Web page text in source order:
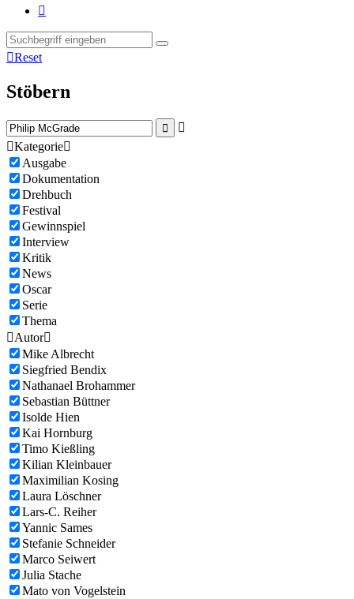

Reset
Stöbern


Kategorie
Ausgabe
Dokumentation
Drehbuch
Festival
Gewinnspiel
Interview
Kritik
News
Oscar
Serie
Thema
Autor
Mike Albrecht
Siegfried Bendix
Nathanael Brohammer
Sebastian Büttner
Isolde Hien
Kai Hornburg
Timo Kießling
Kilian Kleinbauer
Maximilian Kosing
Laura Löschner
Lars-C. Reiher
Yannic Sames
Stefanie Schneider
Marco Seiwert
Julia Stache
Mato von Vogelstein